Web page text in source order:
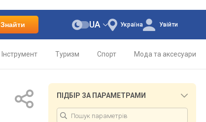
Знайти Україна
UA Увійти
Інструмент Туризм Спорт Мода та аксесуари
ПІДБІР ЗА ПАРАМЕТРАМИ